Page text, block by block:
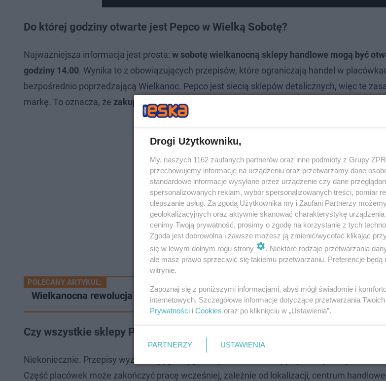
Do której godziny otwarte jest Pepco w Wielką Sobotę?
Najważniejsza informacja jest prosta: w sobotę wielkanocną sklepy handlowe mogą być
godziny 14.00. Wynika to z obowiązujących przepisów, które ograniczają handel w
bezpośrednio poprzedzającą Wielkanoc. Pepco jest siecią sklepów detalicznych, więc te
markę. To oznacza, że zakupy w Pepco w Wielką Sobotę 2026 będzie można zrobić
POLECANY ARTYKUŁ:
Wielkanocna rewolucja w pogodzie. Termometry pokażą ponad 20 stopni!
Czy wszystkie sklepy Pepco będą czynne do 14.00?
Niekoniecznie. Przepisy wyznaczają górną granicę, ale nie nakazują, by
Część placówek może zakończyć pracę wcześniej, zależnie od lokalizacji, centrum
Drogi Użytkowniku,
My, naszych 1162 zaufanych partnerów oraz inne podmioty z Grupy
przechowujemy informacje na urządzeniu oraz przetwarzamy dane
standardowe informacje wysyłane przez urządzenie czy dane
spersonalizowanych reklam, wybór spersonalizowanych treści, pomiar
ulepszanie usług. Za zgodą Użytkownika my i Zaufani Partnerzy
geolokalizacyjnych oraz aktywnie skanować charakterystykę
cenimy Twoją prywatność, prosimy o zgodę na korzystanie z tych
Zgoda jest dobrowolna i zawsze możesz ją zmienić/wycofać klikając
się w lewym dolnym rogu strony
. Niektóre rodzaje przetwarzania
ale masz prawo sprzeciwić się takiemu przetwarzaniu. Preferencje będą
witrynie.
Zapoznaj się z poniższymi informacjami, abyś mógł świadomie i
internetowych. Szczegółowe informacje dotyczące przetwarzania
Prywatności i Cookies oraz po kliknięciu w „Ustawienia”.
PARTNERZY USTAWIENIA